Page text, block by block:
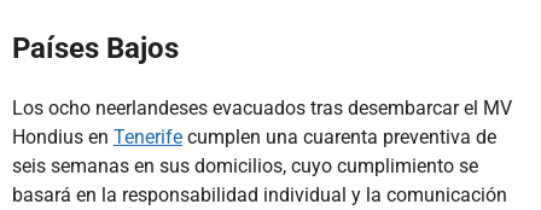
Países Bajos
Los ocho neerlandeses evacuados tras desembarcar el MV
Hondius en Tenerife cumplen una cuarenta preventiva de
seis semanas en sus domicilios, cuyo cumplimiento se
basará en la responsabilidad individual y la comunicación